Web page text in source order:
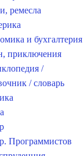
ремесла
и бухгалтерия
приключения
/
/ словарь
Программистов